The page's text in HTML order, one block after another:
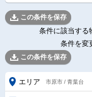
この条件を保存
条件に該当する
条件を変
この条件を保存
エリア 市原市 / 青葉台